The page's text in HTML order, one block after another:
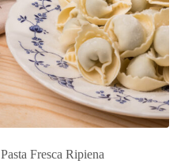
Pasta Fresca Ripiena